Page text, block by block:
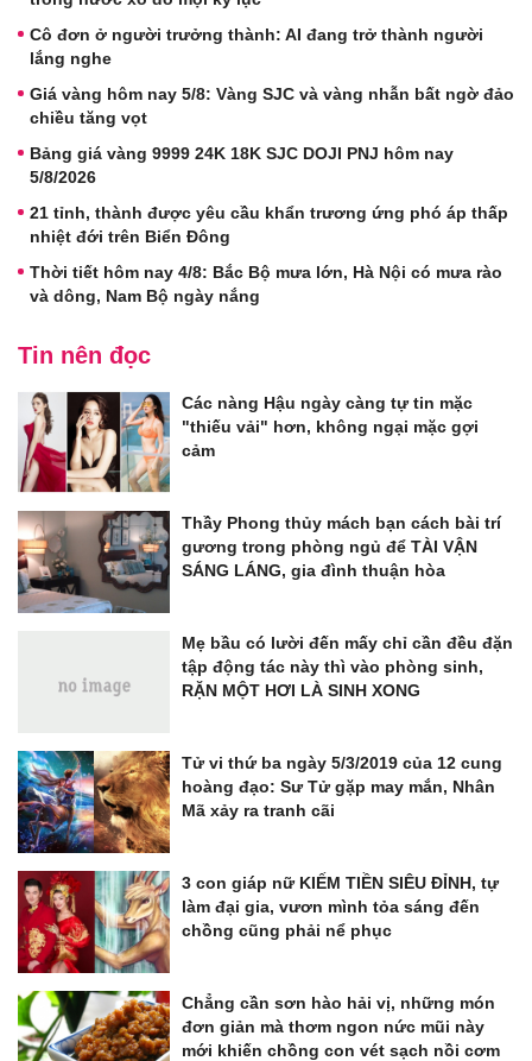
Cô đơn ở người trưởng thành: AI đang trở thành người
lắng nghe
Giá vàng hôm nay 5/8: Vàng SJC và vàng nhẫn bất ngờ đảo
chiều tăng vọt
Bảng giá vàng 9999 24K 18K SJC DOJI PNJ hôm nay
5/8/2026
21 tỉnh, thành được yêu cầu khẩn trương ứng phó áp thấp
nhiệt đới trên Biển Đông
Thời tiết hôm nay 4/8: Bắc Bộ mưa lớn, Hà Nội có mưa rào
và dông, Nam Bộ ngày nắng
Tin nên đọc
Các nàng Hậu ngày càng tự tin mặc
"thiếu vải" hơn, không ngại mặc gợi
cảm
Thầy Phong thủy mách bạn cách bài trí
gương trong phòng ngủ để TÀI VẬN
SÁNG LÁNG, gia đình thuận hòa
Mẹ bầu có lười đến mấy chỉ cần đều đặn
tập động tác này thì vào phòng sinh,
RẶN MỘT HƠI LÀ SINH XONG
Tử vi thứ ba ngày 5/3/2019 của 12 cung
hoàng đạo: Sư Tử gặp may mắn, Nhân
Mã xảy ra tranh cãi
3 con giáp nữ KIẾM TIỀN SIÊU ĐỈNH, tự
làm đại gia, vươn mình tỏa sáng đến
chồng cũng phải nể phục
Chẳng cần sơn hào hải vị, những món
đơn giản mà thơm ngon nức mũi này
mới khiến chồng con vét sạch nồi cơm